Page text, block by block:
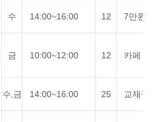
수 14:00~16:00 12 7만원
금 10:00~12:00 12 카페 음
수,금 14:00~16:00 25 교재구